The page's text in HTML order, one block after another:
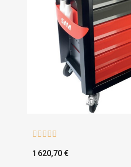
    
1 620,70 €